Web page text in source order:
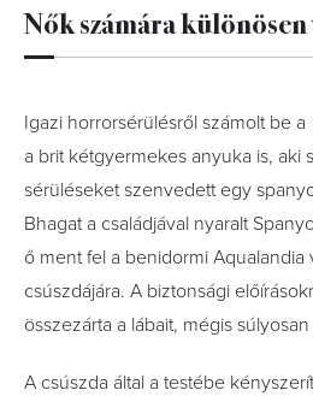
Nők számára különösen
Igazi horrorsérülésről számolt be a
a brit kétgyermekes anyuka is, aki
sérüléseket szenvedett egy
Bhagat a családjával nyaralt
ő ment fel a benidormi Aqualandia
csúszdájára. A biztonsági
összezárta a lábait, mégis
A csúszda által a testébe